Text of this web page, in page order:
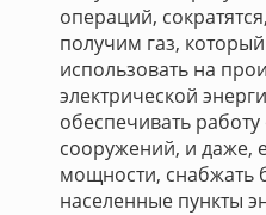
операций,
получим газ,
использовать на
электрической
обеспечивать
сооружений, и даже,
мощности, снабжать
населенные пункты